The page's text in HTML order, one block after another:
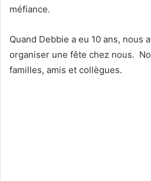
méfiance.
Quand Debbie a eu 10 ans, nous
organiser une fête chez nous.
familles, amis et collègues.